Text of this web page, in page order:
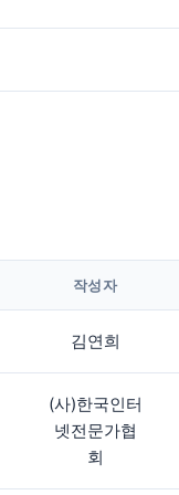
작성자
김연희
(사)한국인터
넷전문가협
회